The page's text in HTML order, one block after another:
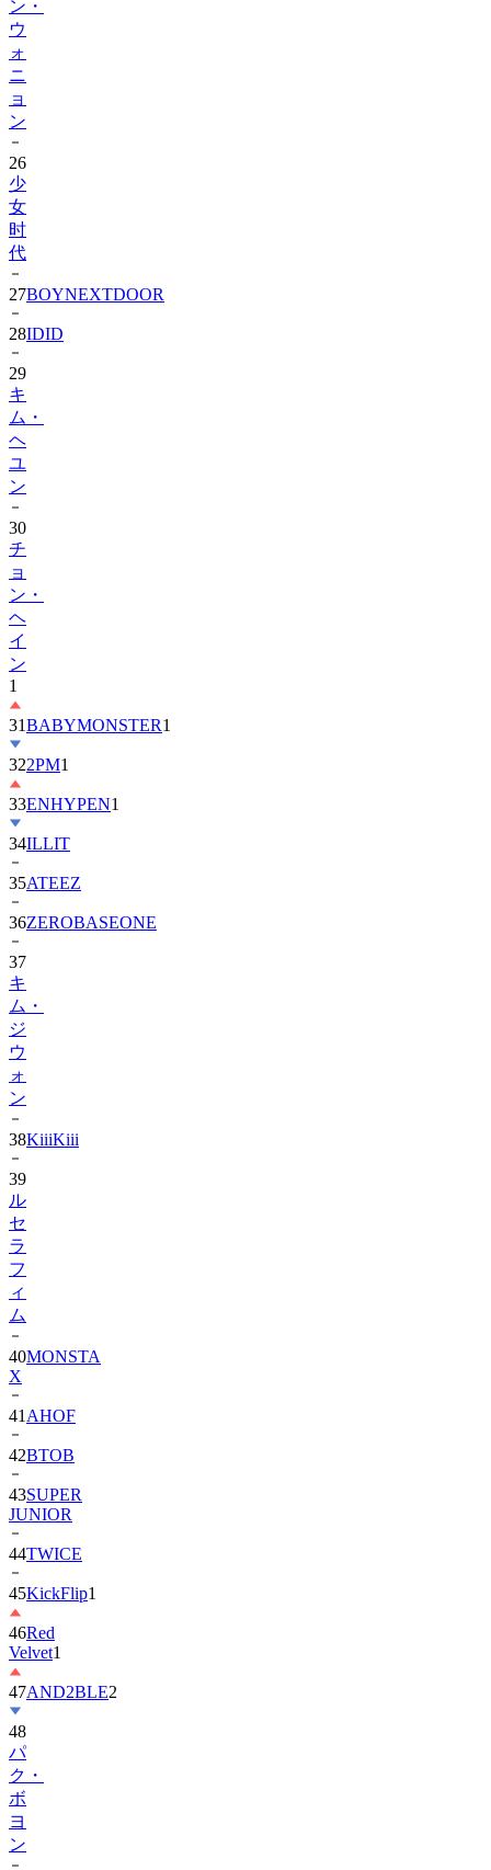
ォ
ニ
ョ
ン
26
少
女
时
代
27
28IDID
29
キ
ム・
ヘ
ユ
ン
30
チ
ョ
ン・
ヘ
イ
ン
1
31
322PM1
33ENHYPEN
34ILLIT
35ATEEZ
36ZEROBASEONE
37
キ
ム・
ジ
ウ
ォ
ン
38
39
ル
セ
ラ
フ
ィ
ム
40
X
41
42 BTOB
43SUPER
JUNIOR
44TWICE
45KickFlip
46Red
Velvet
47AND2BLE
48
パ
ク・
ボ
ヨ
ン
49
Ji-